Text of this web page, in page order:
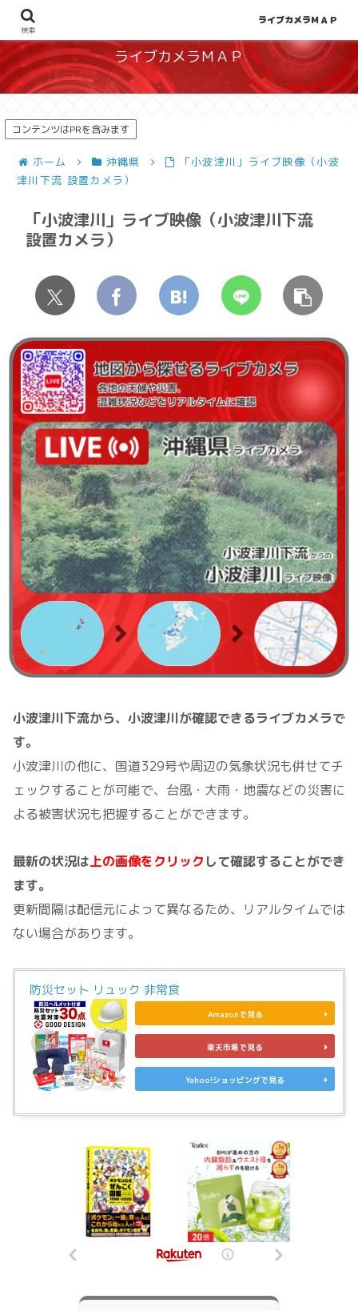
地図から探せる！天候や災害、混雑状況の把握に
ライブカメラＭＡＰ
コンテンツはPRを含みます
ホーム 沖縄県
「小波津川」ライブ映像（小波
津川下流 設置カメラ）
「小波津川」ライブ映像（小波津川下流
設置カメラ）
小波津川下流から、小波津川が確認できるライブカメラで
す。
小波津川の他に、国道329号や周辺の気象状況も併せてチ
ェックすることが可能で、台風・大雨・地震などの災害に
よる被害状況も把握することができます。
最新の状況は上の画像をクリック して確認することができ
ます。
更新間隔は配信元によって異なるため、リアルタイムでは
ない場合があります。
防災セット リュック 非常食
Amazonで見る
楽天市場で見る
Yahoo!ショッピングで見る
検索
ライブカメラＭＡＰ